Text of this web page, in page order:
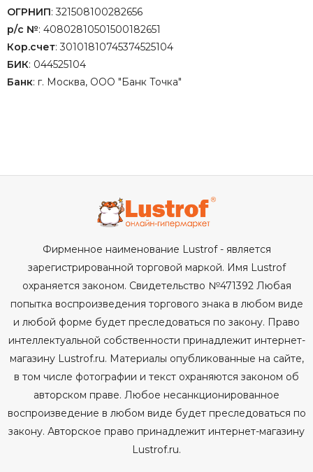
ОГРНИП: 321508100282656
р/с №: 40802810501500182651
Кор.счет: 30101810745374525104
БИК: 044525104
Банк: г. Москва, ООО "Банк Точка"
Фирменное наименование Lustrof - является
зарегистрированной торговой маркой. Имя Lustrof
охраняется законом. Свидетельство №471392 Любая
попытка воспроизведения торгового знака в любом виде
и любой форме будет преследоваться по закону. Право
интеллектуальной собственности принадлежит интернет-
магазину Lustrof.ru. Материалы опубликованные на сайте,
в том числе фотографии и текст охраняются законом об
авторском праве. Любое несанкционированное
воспроизведение в любом виде будет преследоваться по
закону. Авторское право принадлежит интернет-магазину
Lustrof.ru.